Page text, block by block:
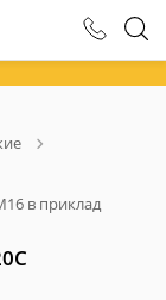
в приклад